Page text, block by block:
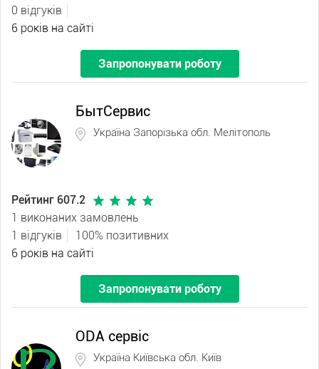
0 відгуків
6 років на сайті
Запропонувати роботу
БытСервис
Україна Запорізька обл. Мелітополь
Рейтинг 607.2
1 виконаних замовлень
1 відгуків
100% позитивних
6 років на сайті
Запропонувати роботу
ODA сервіс
Україна Київська обл. Київ